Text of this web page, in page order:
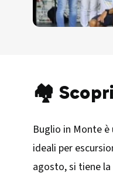
🏘️
Buglio in Monte è
ideali per
agosto, si tiene la